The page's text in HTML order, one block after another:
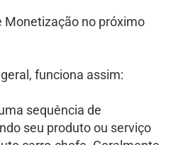
Monetização no próximo
funciona assim:
sequência de
seu produto ou serviço